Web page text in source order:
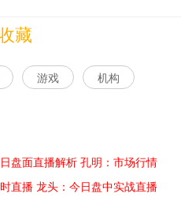
藏
游戏 机构
盘面直播解析 孔明：市场行情
直播 龙头：今日盘中实战直播